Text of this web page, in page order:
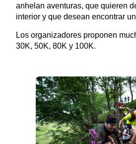
anhelan aventuras, que quieren
interior y que desean encontrar
Los organizadores proponen
30K, 50K, 80K y 100K.